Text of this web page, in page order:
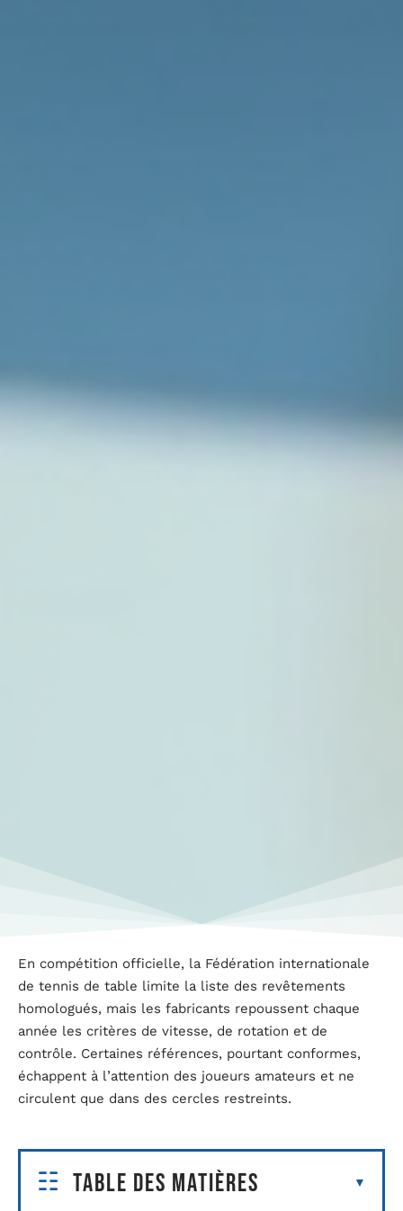
En compétition officielle, la Fédération internationale
de tennis de table limite la liste des revêtements
homologués, mais les fabricants repoussent chaque
année les critères de vitesse, de rotation et de
contrôle. Certaines références, pourtant conformes,
échappent à l’attention des joueurs amateurs et ne
circulent que dans des cercles restreints.
Table des matières